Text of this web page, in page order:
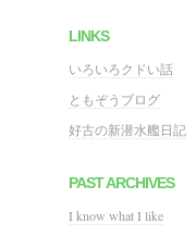
LINKS
いろいろクドい話
ともぞうブログ
好古の新潜水艦日記
PAST ARCHIVES
I know what I like